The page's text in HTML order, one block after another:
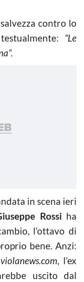
contro lo
“Le
in scena ieri
Rossi ha
l’ottavo di
bene. Anzi:
violanews.com, l’ex
uscito dal